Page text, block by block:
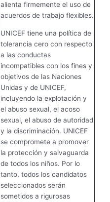
alienta firmemente el uso de
acuerdos de trabajo flexibles.
UNICEF tiene una política de
tolerancia cero con respecto
a las conductas
incompatibles con los fines y
objetivos de las Naciones
Unidas y de UNICEF,
incluyendo la explotación y
el abuso sexual, el acoso
sexual, el abuso de autoridad
y la discriminación. UNICEF
se compromete a promover
la protección y salvaguarda
de todos los niños. Por lo
tanto, todos los candidatos
seleccionados serán
sometidos a rigurosas